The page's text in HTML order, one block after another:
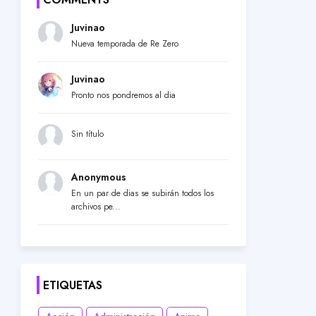
Juvinao
Nueva temporada de Re Zero
Juvinao
Pronto nos pondremos al dia
Sin título
Anonymous
En un par de dias se subirán todos los
archivos pe...
ETIQUETAS